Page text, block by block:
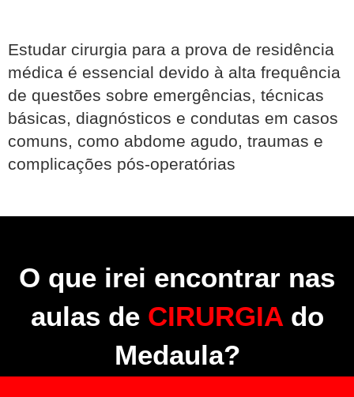
Estudar cirurgia para a prova de residência
médica é essencial devido à alta frequência
de questões sobre emergências, técnicas
básicas, diagnósticos e condutas em casos
comuns, como abdome agudo, traumas e
complicações pós-operatórias
O que irei encontrar nas
aulas de CIRURGIA do
Medaula?